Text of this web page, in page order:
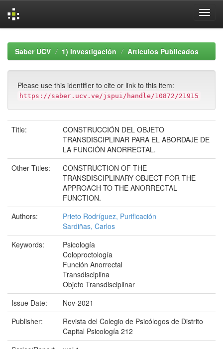
navigationSaber UCV 1) Investigación Artículos Publicados
Please use this identifier to cite or link to this item:
https://saber.ucv.ve/jspui/handle/10872/21915
Title:
CONSTRUCCIÓN DEL OBJETO
TRANSDISCIPLINAR PARA EL ABORDAJE DE
LA FUNCIÓN ANORRECTAL.
Other Titles:
CONSTRUCTION OF THE
TRANSDISCIPLINARY OBJECT FOR THE
APPROACH TO THE ANORRECTAL
FUNCTION.
Authors:
Prieto Rodríguez, Purificación
Sardiñas, Carlos
Keywords:
Psicología
Coloproctología
Función Anorrectal
Transdisciplina
Objeto Transdisciplinar
Issue Date:
Nov-2021
Publisher:
Revista del Colegio de Psicólogos de Distrito
Capital Psicología 212